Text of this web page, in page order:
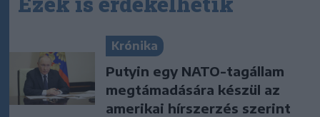
Krónika
Putyin egy NATO-tagállam
megtámadására készül az
amerikai hírszerzés szerint